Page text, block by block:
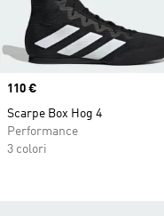
Price
110 €
Scarpe Box Hog 4
Performance
3 colori